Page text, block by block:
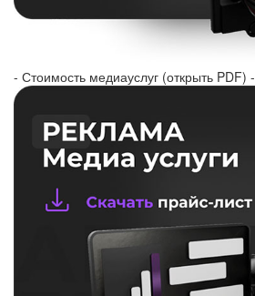
- Стоимость медиауслуг (открыть PDF) -